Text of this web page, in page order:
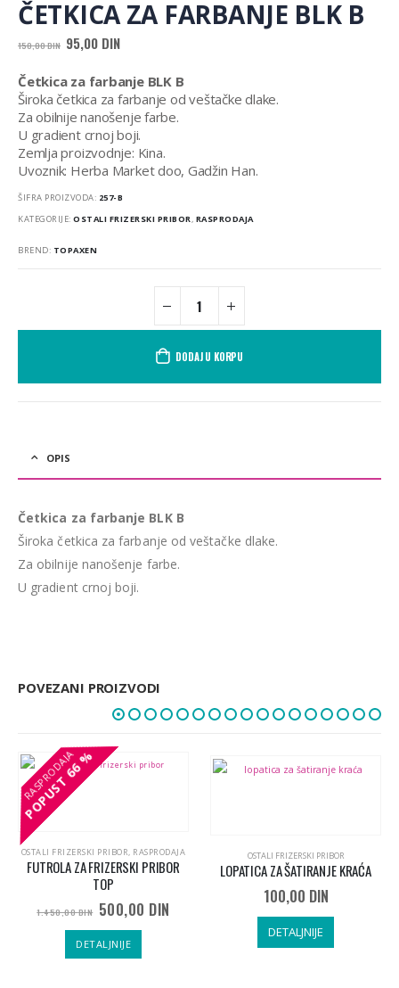
ČETKICA ZA FARBANJE BLK B
150,00DIN Originalna
je
bila:
150,00 DIN.
95,00 DINTrenutna
je:
95,00 DIN.
Četkica za farbanje BLK B
Široka četkica za farbanje od veštačke dlake.
Za obilnije nanošenje farbe.
U gradient crnoj boji.
Zemlja proizvodnje: Kina.
Uvoznik: Herba Market doo, Gadžin Han.
ŠIFRA PROIZVODA: 257-B
KATEGORIJE: OSTALI FRIZERSKI PRIBOR, RASPRODAJA
BREND: TOPAXEN
DODAJ U KORPU
OPIS
Četkica za farbanje BLK B
Široka četkica za farbanje od veštačke dlake.
Za obilnije nanošenje farbe.
U gradient crnoj boji.
POVEZANI PROIZVODI
POPUST
66 %
POPUST
66 %
OSTALI FRIZERSKI PRIBOR, RASPRODAJA
FUTROLA ZA FRIZERSKI PRIBOR
TOP
1.450,00DIN Originalna
cena
je
bila:
1.450,00 DIN.
500,00 DIN
DETALJNIJE
OSTALI FRIZERSKI PRIBOR
LOPATICA ZA ŠATIRANJE KRAĆA
100,00 DIN
DETALJNIJE